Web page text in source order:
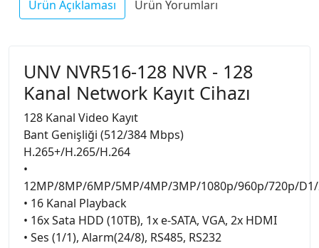
Ürün Açıklaması Ürün Yorumları
UNV NVR516-128 NVR - 128
Kanal Network Kayıt Cihazı
128 Kanal Video Kayıt
Bant Genişliği (512/384 Mbps)
H.265+/H.265/H.264
•
12MP/8MP/6MP/5MP/4MP/3MP/1080p/960p/720p/D1/
• 16 Kanal Playback
• 16x Sata HDD (10TB), 1x e-SATA, VGA, 2x HDMI
• Ses (1/1), Alarm(24/8), RS485, RS232